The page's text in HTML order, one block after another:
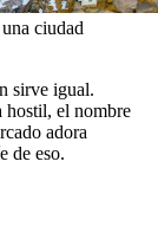
ciudad
sirve igual.
hostil, el nombre
adora
de eso.